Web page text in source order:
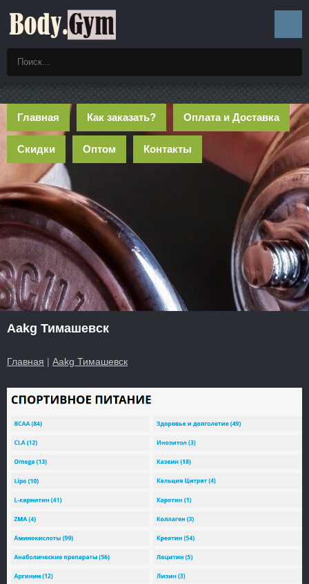
Главная Как заказать? Оплата и Доставка
Скидки Оптом Контакты
Aakg Тимашевск
Главная | Aakg Тимашевск